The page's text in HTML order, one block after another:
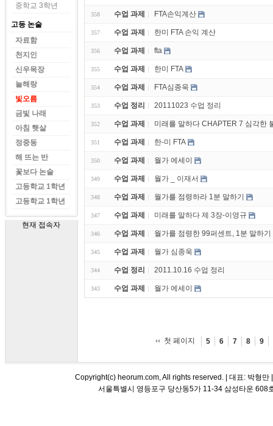
중학교 3학년
고등 논술
자료함
천지인
신우목장
늘해랑
빛오름
금빛 나래
아침 햇살
정중동
해 뜨는 반
꽃보다 논술
고등학교 1학년
고등학교 1학년
현재 접속자
358 수업 과제 FTA손익계산
357 수업 과제 한미 FTA 손익 계산
356 수업 과제 fta
355 수업 과제 한미 FTA
354 수업 과제 FTA심종욱
353 수업 정리 20111023 수업 정리
352 수업 과제 미래를 말하다 CHAPTER 7 심각한
351 수업 과제 한-미 FTA
350 수업 과제 월가 에세이
349 수업 과제 월가 _ 이재서
348 수업 과제 월가를 점령하라 1분 말하기
347 수업 과제 미래를 말하다 제 3장-이영규
346 수업 과제 월가를 점령한 99퍼센트, 1분 말하기
345 수업 과제 월가 심종욱
344 수업 정리 2011.10.16 수업 정리
343 수업 과제 월가 에세이
첫 페이지 5 6 7 8 9
Copyright(c) heorum.com, All rights reserved. | 대표: 박형
서울특별시 영등포구 당산동5가 11-34 삼성타운